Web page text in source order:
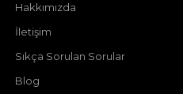
Hakkımızda
İletişim
Sıkça Sorulan Sorular
Blog